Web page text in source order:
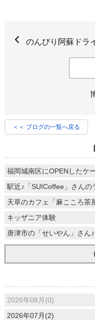
のんびり阿蘇ドラ
＜＜ ブログの一覧へ戻る
福岡城南区にOPENしたケ
駅近♪「SUICoffee」さん
天草のカフェ「麻こころ茶
キッザニア体験
唐津市の「せいやん」さん♪
2026年08月(0)
2026年07月(2)